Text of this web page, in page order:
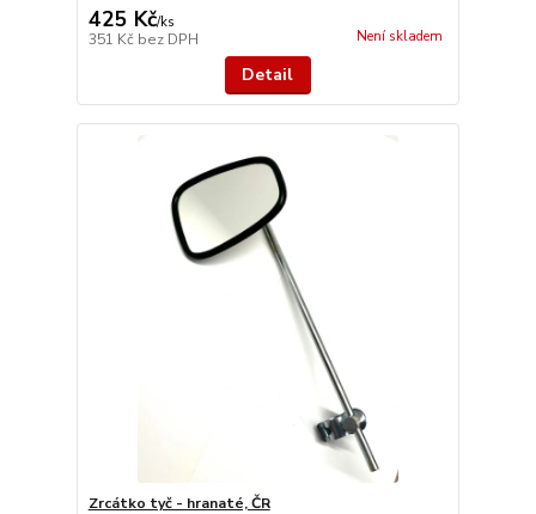
425 Kč/ks
351 Kč bez DPH Není skladem
Detail
Zrcátko tyč - hranaté, ČR